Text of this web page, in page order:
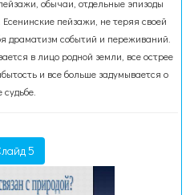
обычаи, отдельные эпизоды
пейзажи, не теряя своей
драматизм событий и переживаний.
в лицо родной земли, все острее
и все больше задумывается о
судьбе.
5